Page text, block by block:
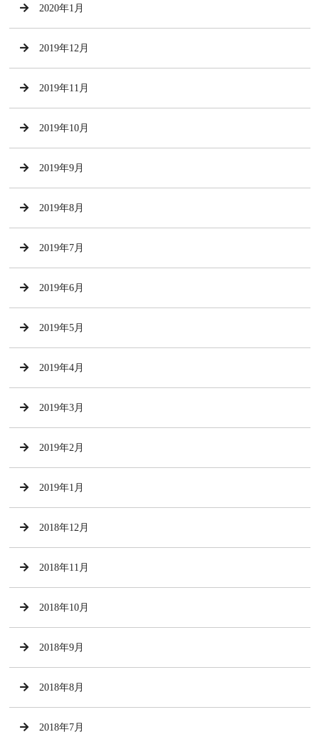
2020年1月
2019年12月
2019年11月
2019年10月
2019年9月
2019年8月
2019年7月
2019年6月
2019年5月
2019年4月
2019年3月
2019年2月
2019年1月
2018年12月
2018年11月
2018年10月
2018年9月
2018年8月
2018年7月